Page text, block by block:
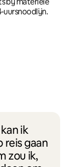
uursnoodlijn.
ik
reis gaan
zou ik,